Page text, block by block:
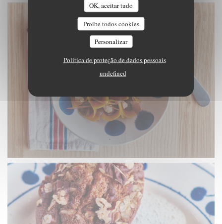
OK, aceitar tudo
Proíbe todos cookies
Personalizar
Política de proteção de dados pessoais
undefined